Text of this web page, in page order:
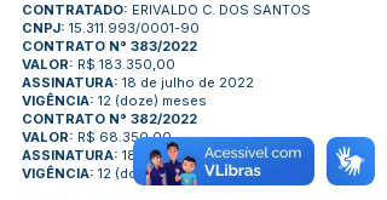
CONTRATADO: ERIVALDO C. DOS SANTOS
CNPJ: 15.311.993/0001-90
CONTRATO N° 383/2022
VALOR: R$ 183.350,00
ASSINATURA: 18 de julho de 2022
VIGÊNCIA: 12 (doze) meses
CONTRATO N° 382/2022
VALOR: R$ 68.350,00
ASSINATURA: 18 de julho de 2022
VIGÊNCIA: 12 (doze) meses